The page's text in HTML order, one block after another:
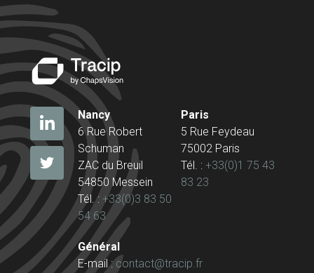
Nancy
6 Rue Robert
Schuman
ZAC du Breuil
54850 Messein
Tél. : +33(0)3 83 50
54 63
Paris
5 Rue Feydeau
75002 Paris
Tél. : +33(0)1 75 43
83 23
Général
E-mail :contact@tracip.fr